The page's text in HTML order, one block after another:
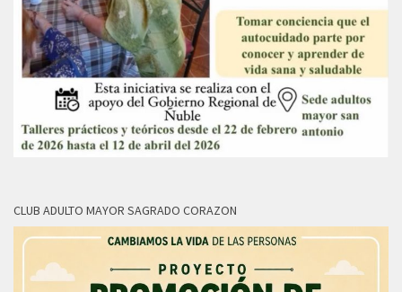
CLUB ADULTO MAYOR SAGRADO CORAZON